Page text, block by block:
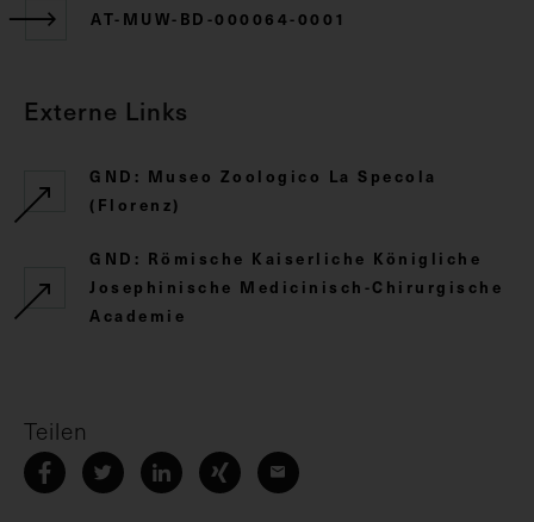
AT-MUW-BD-000064-0001
Externe Links
GND: Museo Zoologico La Specola
(Florenz)
GND: Römische Kaiserliche Königliche
Josephinische Medicinisch-Chirurgische
Academie
Teilen